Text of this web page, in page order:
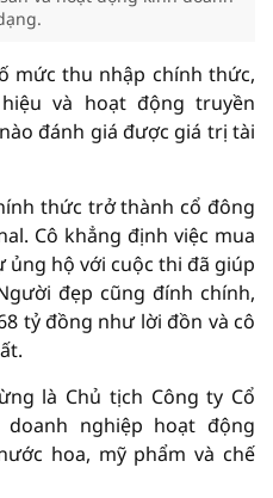
mức thu nhập chính thức,
và hoạt động truyền
đánh giá được giá trị tài
thức trở thành cổ đông
Cô khẳng định việc mua
ủng hộ với cuộc thi đã giúp
đẹp cũng đính chính,
tỷ đồng như lời đồn và cô
là Chủ tịch Công ty Cổ
nghiệp hoạt động
hoa, mỹ phẩm và chế